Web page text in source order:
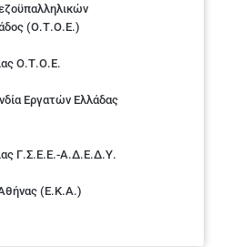
(Ο.Τ.Ο.Ε.)
Ο.Τ.Ο.Ε.
Εργατών Ελλάδας
Γ.Σ.Ε.Ε.-Α.Δ.Ε.Δ.Υ.
(Ε.Κ.Α.)